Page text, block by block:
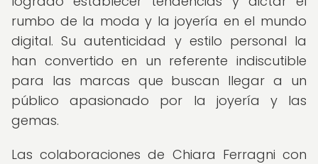
rumbo de la moda y la joyería en el mundo
digital. Su autenticidad y estilo personal la
han convertido en un referente indiscutible
para las marcas que buscan llegar a un
público apasionado por la joyería y las
gemas.
Las colaboraciones de Chiara Ferragni con